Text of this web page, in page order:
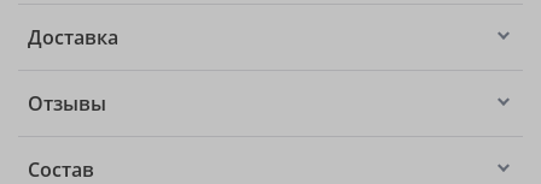
Доставка
Отзывы
Состав